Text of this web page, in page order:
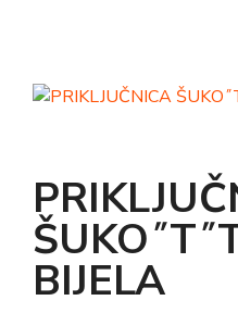
BIJELA